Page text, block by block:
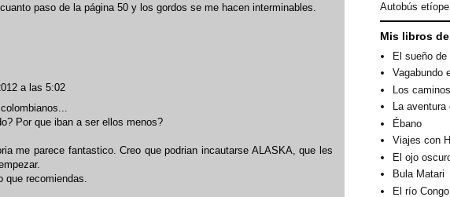
paso de la página 50 y los gordos se me hacen interminables.
a las 5:02
Por que iban a ser ellos menos?
me parece fantastico. Creo que podrian incautarse ALASKA, que les
recomiendas.
Autobús
Mis libros
El sueño
Vagabundo
Los
La aventura
Ébano
Viajes con
El ojo
Bula Matari
El río Congo